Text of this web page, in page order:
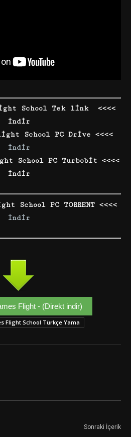
School Tek link <<<<
İndir
School PC Drive <<<<
İndir
School PC Turbobit <<<<
İndir
School PC TORRENT <<<<
İndir
Flight - (Direkt indir)
Flight School Türkçe Yama
Sonraki İçerik